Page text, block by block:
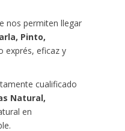
nos permiten llegar
Pinto,
exprés, eficaz y
cualificado
Natural,
en